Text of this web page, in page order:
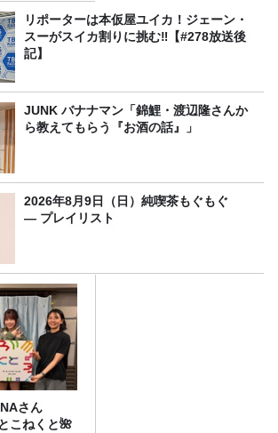
リポーターは本仮屋ユイカ！ジェーン・
スーがスイカ割りに挑む‼【#278放送後
記】
JUNK バナナマン「錦鯉・渡辺隆さんか
ら教えてもらう『お酒の話』」
2026年8月9日（日）純喫茶もぐもぐ
― プレイリスト
さん
こねくと🌺